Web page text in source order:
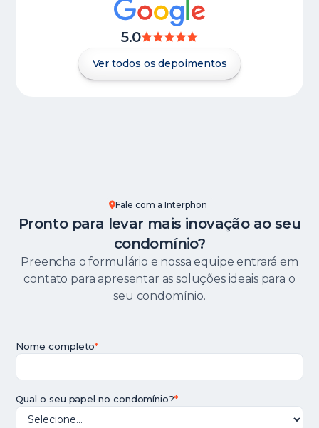
5.0
Ver todos os depoimentos
Fale com a Interphon
Pronto para levar mais inovação ao seu
condomínio?
Preencha o formulário e nossa equipe entrará em
contato para apresentar as soluções ideais para o
seu condomínio.
Nome completo*
Qual o seu papel no condomínio?*